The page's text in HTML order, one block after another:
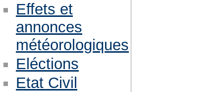
Effets et
annonces
météorologiques
Eléctions
Etat Civil